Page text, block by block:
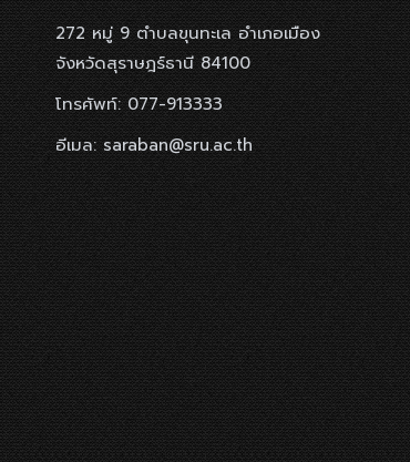
272 หมู่ 9 ตำบลขุนทะเล อำเภอเมือง
จังหวัดสุราษฎร์ธานี 84100
โทรศัพท์: 077-913333
อีเมล: saraban@sru.ac.th